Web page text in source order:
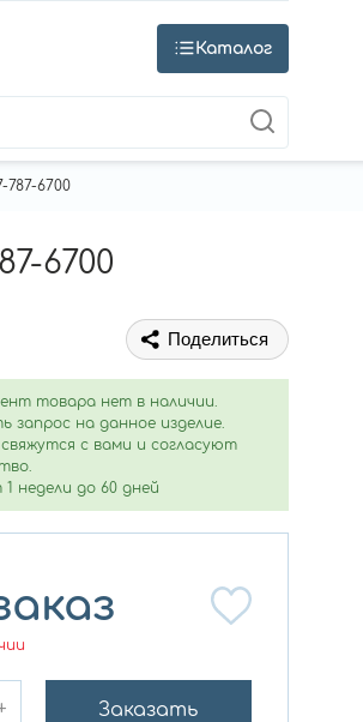
Каталог
787-6700
6700
Поделиться
товара нет в наличии.
запрос на данное изделие.
с вами и согласуют
недели до 60 дней
Заказать